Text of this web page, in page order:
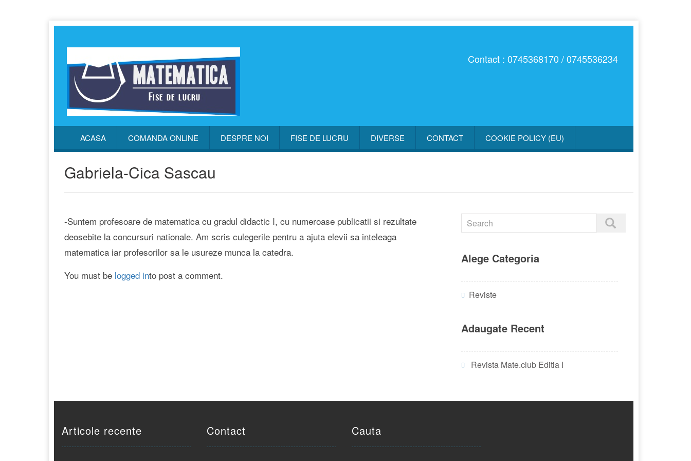
Contact : 0745368170 / 0745536234
ACASA COMANDA ONLINE DESPRE NOI FISE DE LUCRU DIVERSE CONTACT COOKIE POLICY (EU)
Gabriela-Cica Sascau
-Suntem profesoare de matematica cu gradul didactic I, cu numeroase publicatii si rezultate
deosebite la concursuri nationale. Am scris culegerile pentru a ajuta elevii sa inteleaga
matematica iar profesorilor sa le usureze munca la catedra.
You must be logged into post a comment.
Alege Categoria
Reviste
Adaugate Recent
Revista Mate.club Editia I
Articole recente Contact Cauta